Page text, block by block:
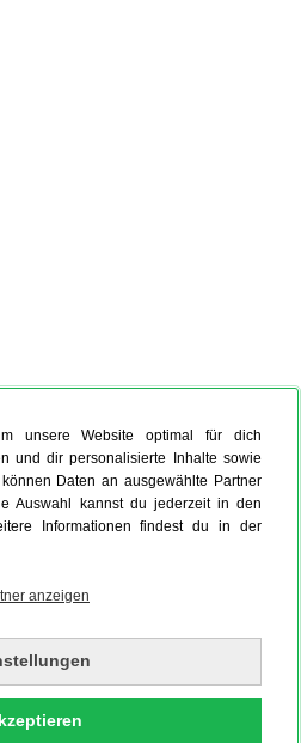
unsere Website optimal für dich
und dir personalisierte Inhalte sowie
Daten an ausgewählte Partner
Auswahl kannst du jederzeit in den
Informationen findest du in der
anzeigen